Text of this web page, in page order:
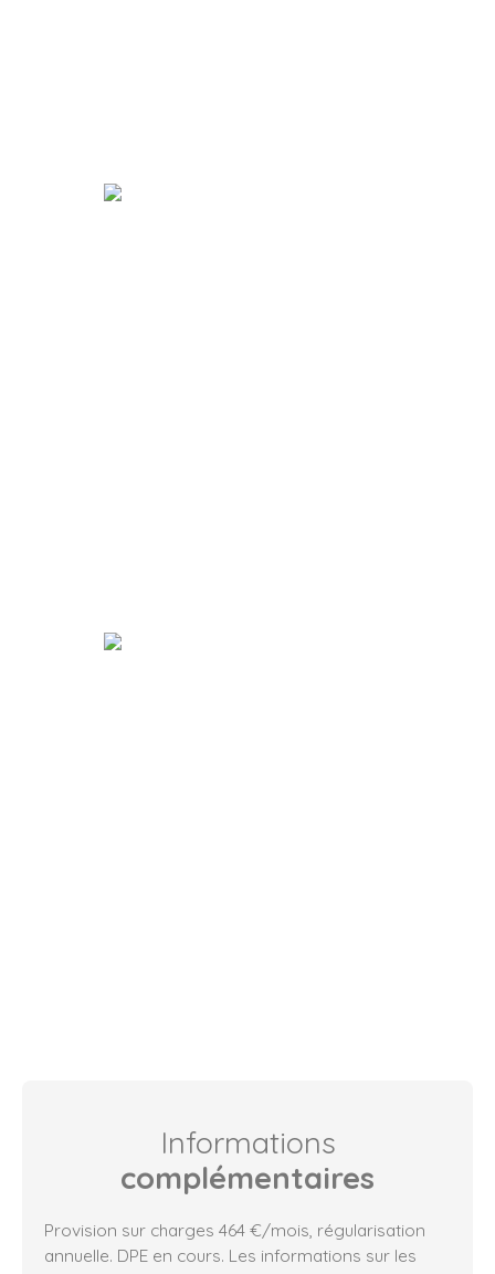
Informations
complémentaires
Provision sur charges 464 €/mois, régularisation
annuelle. DPE en cours. Les informations sur les